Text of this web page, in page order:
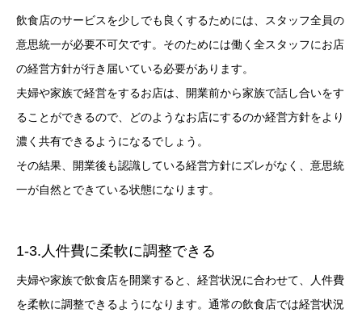
飲食店のサービスを少しでも良くするためには、スタッフ全員の
意思統一が必要不可欠です。そのためには働く全スタッフにお店
の経営方針が行き届いている必要があります。
夫婦や家族で経営をするお店は、開業前から家族で話し合いをす
ることができるので、どのようなお店にするのか経営方針をより
濃く共有できるようになるでしょう。
その結果、開業後も認識している経営方針にズレがなく、意思統
一が自然とできている状態になります。
1-3.人件費に柔軟に調整できる
夫婦や家族で飲食店を開業すると、経営状況に合わせて、人件費
を柔軟に調整できるようになります。通常の飲食店では経営状況